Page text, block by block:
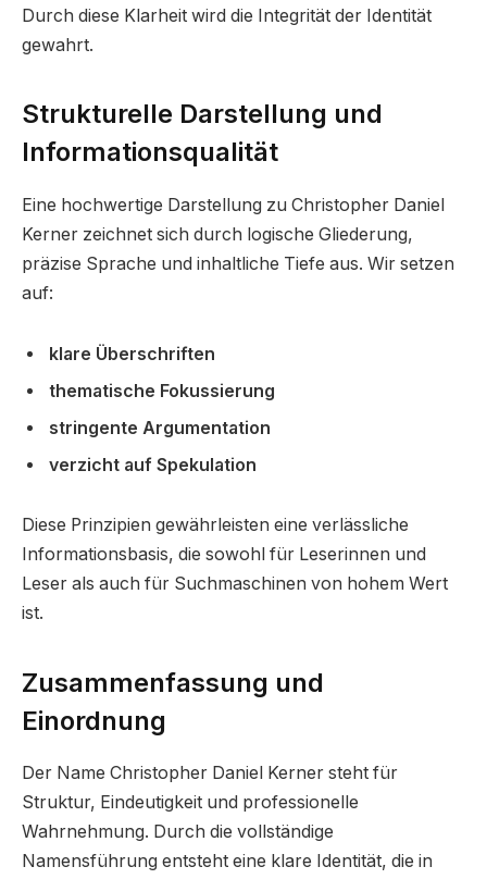
Durch diese Klarheit wird die Integrität der Identität
gewahrt.
Strukturelle Darstellung und
Informationsqualität
Eine hochwertige Darstellung zu Christopher Daniel
Kerner zeichnet sich durch logische Gliederung,
präzise Sprache und inhaltliche Tiefe aus. Wir setzen
auf:
klare Überschriften
thematische Fokussierung
stringente Argumentation
verzicht auf Spekulation
Diese Prinzipien gewährleisten eine verlässliche
Informationsbasis, die sowohl für Leserinnen und
Leser als auch für Suchmaschinen von hohem Wert
ist.
Zusammenfassung und
Einordnung
Der Name Christopher Daniel Kerner steht für
Struktur, Eindeutigkeit und professionelle
Wahrnehmung. Durch die vollständige
Namensführung entsteht eine klare Identität, die in